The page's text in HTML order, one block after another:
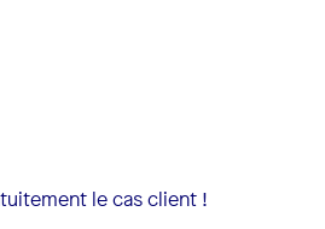
le cas client !